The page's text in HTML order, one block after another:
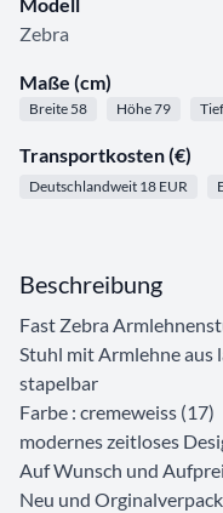
Modell
Zebra
Maße (cm)
Breite 58 Höhe 79
Transportkosten (€)
Deutschlandweit 18 EUR
Beschreibung
Fast Zebra
Stuhl mit Armlehne aus
stapelbar
Farbe : cremeweiss (17)
modernes zeitloses
Auf Wunsch und
Neu und